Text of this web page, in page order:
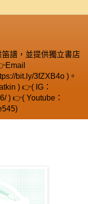
譜，並提供獨立書店
bit.ly/3fZXB4o )。
) 👉( IG：
) 👉( Youtube：